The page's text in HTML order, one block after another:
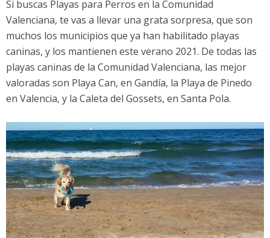
Si buscas Playas para Perros en la Comunidad
Valenciana, te vas a llevar una grata sorpresa, que son
muchos los municipios que ya han habilitado playas
caninas, y los mantienen este verano 2021. De todas las
playas caninas de la Comunidad Valenciana, las mejor
valoradas son Playa Can, en Gandía, la Playa de Pinedo
en Valencia, y la Caleta del Gossets, en Santa Pola.